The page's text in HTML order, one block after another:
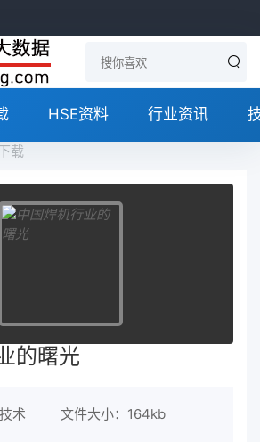
HSE资料 行业资讯
载
的曙光
术 文件大小：164kb